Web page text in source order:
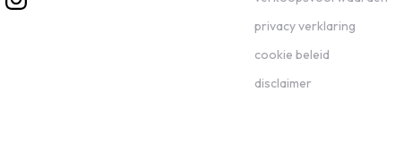
privacy verklaring
cookie beleid
disclaimer